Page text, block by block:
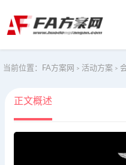
当前位置： FA方案网 > 活动方案 >
正文概述